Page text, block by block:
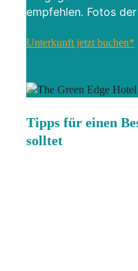
empfehlen. Fotos
Unterkunft jetzt buchen*
Tipps für einen
solltet